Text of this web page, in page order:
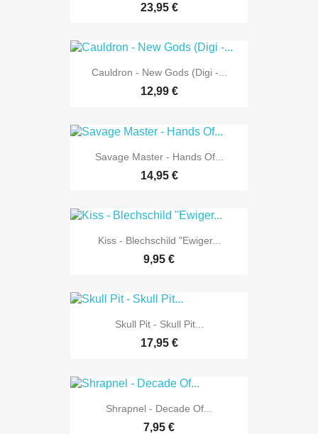
23,95 €
Cauldron - New Gods (Digi -...
12,99 €
Savage Master - Hands Of...
14,95 €
Kiss - Blechschild "Ewiger...
9,95 €
Skull Pit - Skull Pit...
17,95 €
Shrapnel - Decade Of...
7,95 €